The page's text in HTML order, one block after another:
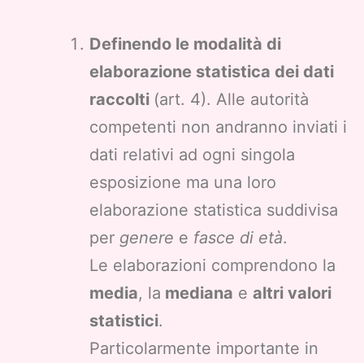
Definendo le modalità di
elaborazione statistica dei dati
raccolti (art. 4). Alle autorità
competenti non andranno inviati i
dati relativi ad ogni singola
esposizione ma una loro
elaborazione statistica suddivisa
per genere e fasce di età.
Le elaborazioni comprendono la
media, la mediana e altri valori
statistici.
Particolarmente importante in